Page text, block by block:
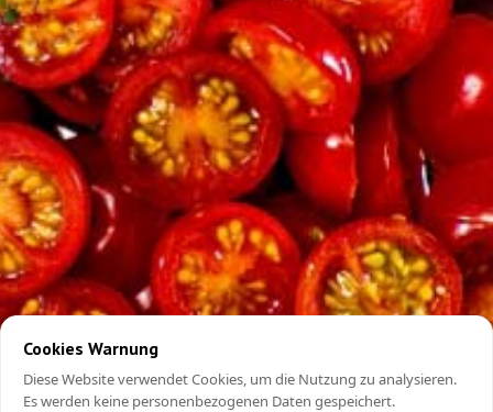
Cookies Warnung
Diese Website verwendet Cookies, um die Nutzung zu analysieren.
Es werden keine personenbezogenen Daten gespeichert.